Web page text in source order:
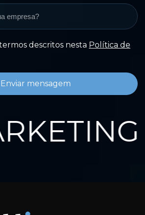
descritos nesta Política de
Enviar mensagem